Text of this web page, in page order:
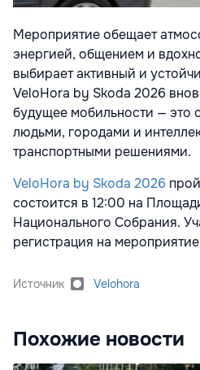
Мероприятие обещает
энергией, общением и
выбирает активный и
VeloHora by Skoda 2026
будущее мобильности — это
людьми, городами и
транспортными решениями.
VeloHora by Skoda 2026
состоится в 12:00 на
Национального Собрания.
регистрация на
Источник Velohora
Похожие новости